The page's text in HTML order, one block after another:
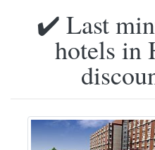
✔️ Last
hotels in